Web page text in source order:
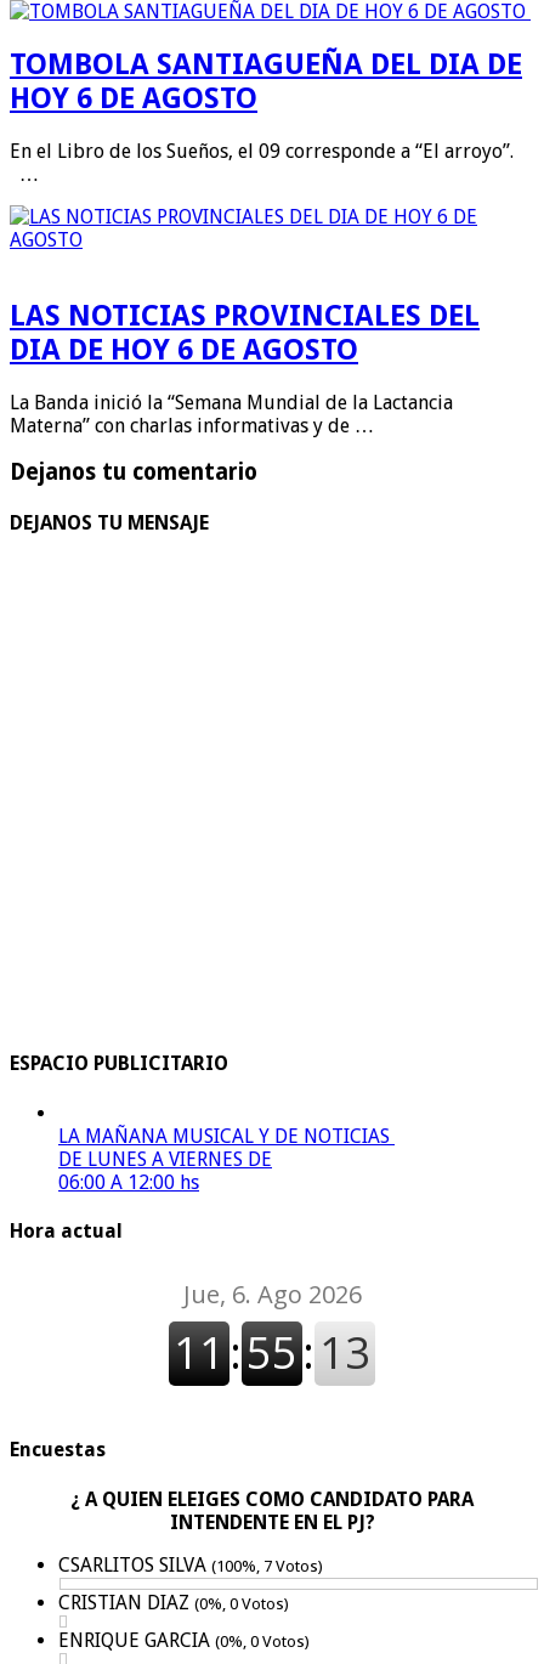
TOMBOLA SANTIAGUEÑA DEL DIA DE
HOY 6 DE AGOSTO
En el Libro de los Sueños, el 09 corresponde a “El arroyo”.
…
LAS NOTICIAS PROVINCIALES DEL
DIA DE HOY 6 DE AGOSTO
La Banda inició la “Semana Mundial de la Lactancia
Materna” con charlas informativas y de …
Dejanos tu comentario
DEJANOS TU MENSAJE
ESPACIO PUBLICITARIO
LA MAÑANA MUSICAL Y DE NOTICIAS
DE LUNES A VIERNES DE
06:00 A 12:00 hs
Hora actual
Encuestas
¿ A QUIEN ELEIGES COMO CANDIDATO PARA
INTENDENTE EN EL PJ?
CSARLITOS SILVA (100%, 7 Votos)
CRISTIAN DIAZ (0%, 0 Votos)
ENRIQUE GARCIA (0%, 0 Votos)